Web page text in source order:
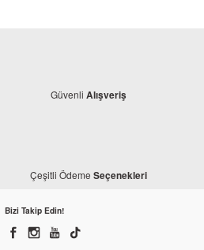
Bajaj
Bajaj Dominar 400 UG Far Muhafaza Civatası
Güvenli Alışveriş
Çeşitli Ödeme Seçenekleri
Bizi Takip Edin!